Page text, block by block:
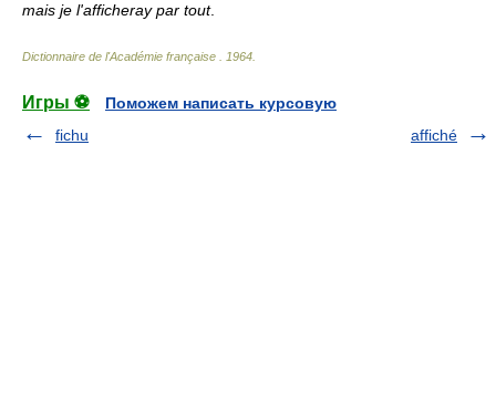
mais je l'afficheray par tout.
Dictionnaire de l'Académie française 1964
Игры ⚽
Поможем написать курсовую
fichu
affiché